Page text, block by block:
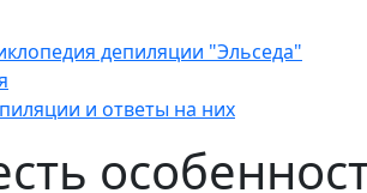
депиляции "Эльседа"
и ответы на них